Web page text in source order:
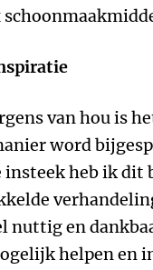
van hou is
word
heb ik dit
nuttig en
helpen en